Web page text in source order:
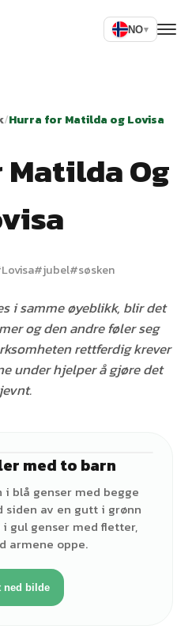
NO▾
/Hurra for Matilda og Lovisa
Og
Lovisa#jubel#søsken
i samme øyeblikk, blir det
og den andre føler seg
rettferdig krever
under hjelper å gjøre det
jevnt.
med to barn
i blå genser med begge
av en gutt i grønn
gul genser med fletter,
armene oppe.
ned bilde